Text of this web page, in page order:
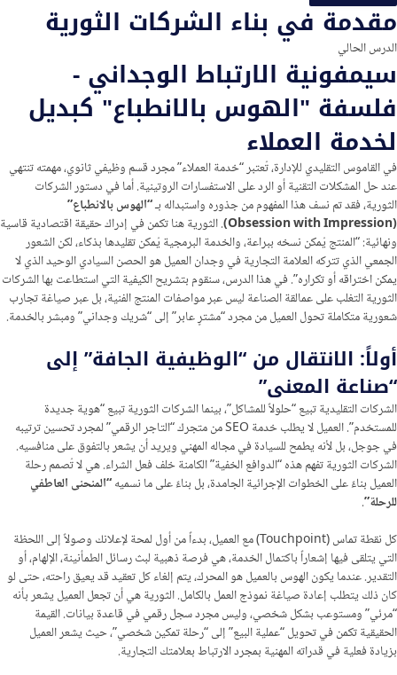
مقدمة في بناء الشركات الثورية
الدرس الحالي
سيمفونية الارتباط الوجداني -
فلسفة "الهوس بالانطباع" كبديل
لخدمة العملاء
في القاموس التقليدي للإدارة، تُعتبر “خدمة العملاء” مجرد قسم وظيفي ثانوي، مهمته تنتهي
عند حل المشكلات التقنية أو الرد على الاستفسارات الروتينية. أما في دستور الشركات
الثورية، فقد تم نسف هذا المفهوم من جذوره واستبداله بـ“الهوس بالانطباع”
(Obsession with Impression)
. الثورية هنا تكمن في إدراك حقيقة اقتصادية قاسية
ونهائية: “المنتج يُمكن نسخه ببراعة، والخدمة البرمجية يُمكن تقليدها بذكاء، لكن الشعور
الجمعي الذي تتركه العلامة التجارية في وجدان العميل هو الحصن السيادي الوحيد الذي لا
يمكن اختراقه أو تكراره”. في هذا الدرس، سنقوم بتشريح الكيفية التي استطاعت بها الشركات
الثورية التغلب على عمالقة الصناعة ليس عبر مواصفات المنتج الفنية، بل عبر صياغة تجارب
شعورية متكاملة تحول العميل من مجرد “مشترٍ عابر” إلى “شريك وجداني” ومبشر بالخدمة.
أولاً: الانتقال من “الوظيفية الجافة” إلى
“صناعة المعنى”
الشركات التقليدية تبيع “حلولاً للمشاكل”، بينما الشركات الثورية تبيع “هوية جديدة
للمستخدم”. العميل لا يطلب خدمة SEO من متجرك “التاجر الرقمي” لمجرد تحسين ترتيبه
في جوجل، بل لأنه يطمح للسيادة في مجاله المهني ويريد أن يشعر بالتفوق على منافسيه.
الشركات الثورية تفهم هذه “الدوافع الخفية” الكامنة خلف فعل الشراء. هي لا تُصمم رحلة
العميل بناءً على الخطوات الإجرائية الجامدة، بل بناءً على ما نسميه“المنحنى العاطفي
للرحلة”.
كل نقطة تماس (Touchpoint) مع العميل، بدءاً من أول لمحة لإعلانك وصولاً إلى اللحظة
التي يتلقى فيها إشعاراً باكتمال الخدمة، هي فرصة ذهبية لبث رسائل الطمأنينة، الإلهام، أو
التقدير. عندما يكون الهوس بالعميل هو المحرك، يتم إلغاء كل تعقيد قد يعيق راحته، حتى لو
كان ذلك يتطلب إعادة صياغة نموذج العمل بالكامل. الثورية هي أن تجعل العميل يشعر بأنه
“مرئي” ومستوعب بشكل شخصي، وليس مجرد سجل رقمي في قاعدة بيانات. القيمة
الحقيقية تكمن في تحويل “عملية البيع” إلى “رحلة تمكين شخصي”، حيث يشعر العميل
بزيادة فعلية في قدراته المهنية بمجرد الارتباط بعلامتك التجارية.